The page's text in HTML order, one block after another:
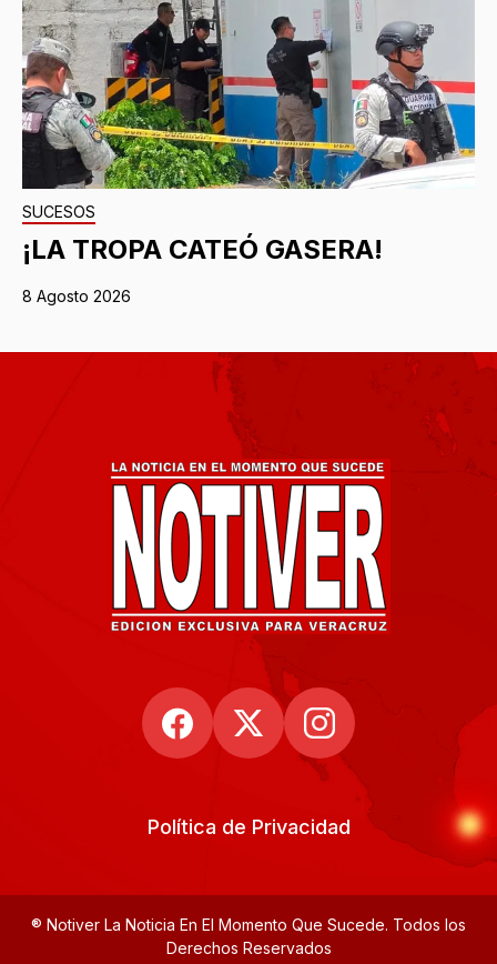
SUCESOS
¡LA TROPA CATEÓ GASERA!
8 Agosto 2026
Política de Privacidad
® Notiver La Noticia En El Momento Que Sucede. Todos los
Derechos Reservados